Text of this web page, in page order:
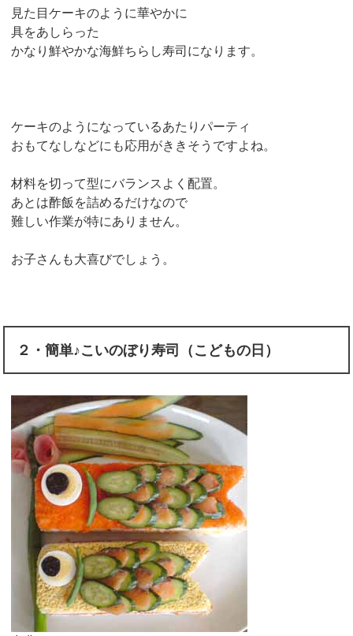
見た目ケーキのように華やかに
具をあしらった
かなり鮮やかな海鮮ちらし寿司になります。
ケーキのようになっているあたりパーティ
おもてなしなどにも応用がききそうですよね。
材料を切って型にバランスよく配置。
あとは酢飯を詰めるだけなので
難しい作業が特にありません。
お子さんも大喜びでしょう。
２・簡単♪こいのぼり寿司（こどもの日）